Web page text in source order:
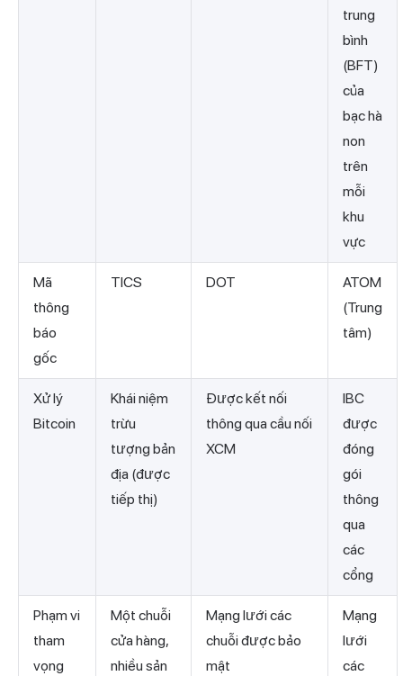
trung
bình
(BFT)
của
bạc hà
non
trên
mỗi
khu
vực
Mã
thông
báo
gốc
TICS DOT
ATOM
(Trung
tâm)
Xử lý
Bitcoin
Khái niệm
trừu
tượng bản
địa (được
tiếp thị)
Được kết nối
thông qua cầu nối
XCM
IBC
được
đóng
gói
thông
qua
các
cổng
Phạm vi
tham
vọng
Một chuỗi
cửa hàng,
nhiều sản
Mạng lưới các
chuỗi được bảo
mật
Mạng
lưới
các